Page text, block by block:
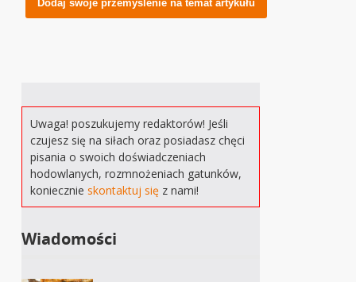
Uwaga! poszukujemy redaktorów! Jeśli
czujesz się na siłach oraz posiadasz chęci
pisania o swoich doświadczeniach
hodowlanych, rozmnożeniach gatunków,
koniecznieskontaktuj się z nami!
Wiadomości